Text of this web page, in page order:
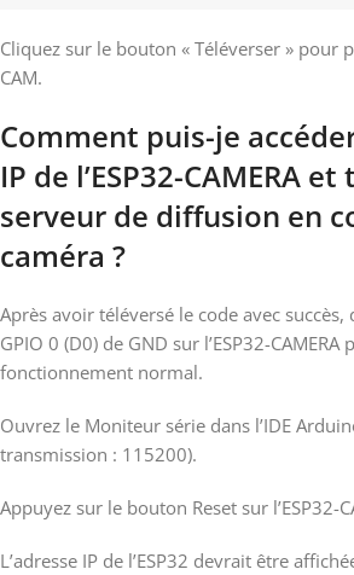
Cliquez sur le bouton « Téléverser » pour
CAM.
Comment puis-je
IP de l’ESP32-CAMERA
serveur de diffusion en
caméra ?
Après avoir téléversé le code avec
GPIO 0 (D0) de GND sur l’ESP32-
fonctionnement normal.
Ouvrez le Moniteur série dans l’IDE
transmission : 115200).
Appuyez sur le bouton Reset sur l’ESP32-
L’adresse IP de l’ESP32 devrait être